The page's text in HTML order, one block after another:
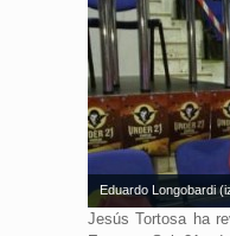
Eduardo Longobardi
Jesús Tortosa ha